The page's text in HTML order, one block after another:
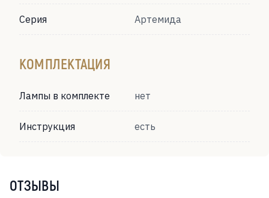
Серия Артемида
КОМПЛЕКТАЦИЯ
Лампы в комплекте нет
Инструкция есть
ОТЗЫВЫ